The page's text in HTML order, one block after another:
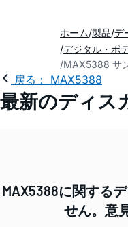
ホーム 製品 デ
デジタル・ポ
MAX5388 サ
戻る： MAX5388
最新のディス
MAX5388に関する
せん。意